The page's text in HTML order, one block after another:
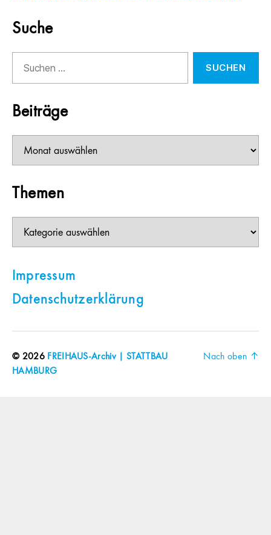
Suche
nach:
Beiträge
Themen
Impressum
Datenschutzerklärung
© 2026 FREIHAUS-Archiv | STATTBAU
HAMBURG
Nach oben ↑